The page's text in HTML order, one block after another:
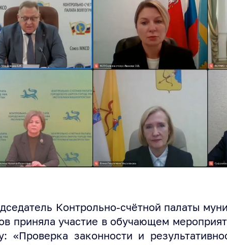
Контрольно-счётной палаты
приняла участие в обучающем
«Проверка законности и